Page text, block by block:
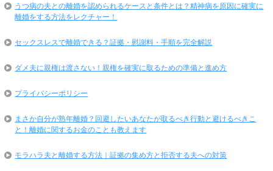
うつ病の夫との離婚を認められるケースと条件とは？精神病を原因に確実に
離婚をする方法をレクチャー！
セックスレスで離婚できる？証拠・慰謝料・手順を完全解説
ダメ夫に親権は渡さない！親権を確実に取るための準備と進め方
プライバシーポリシー
まさか自分が熟年離婚？回避したいあなたが取るべき行動と避けるべきこ
と！離婚に関するお金のことも教えます
モラハラ夫と離婚する方法｜証拠の集め方と拒否する夫への対策